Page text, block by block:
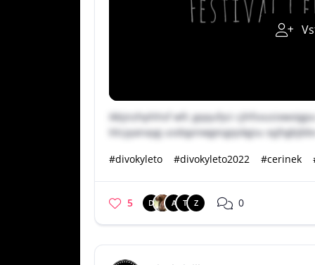
ikbjnzhphhsf wfc gqqufyci
titcyyanayg usdqpnwgesgqskgsu
#divokyleto
#divokyleto2022 #cerinek
5 D A T Z 0